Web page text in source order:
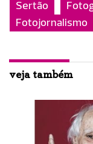
Sertão
Fotojornalismo
veja também